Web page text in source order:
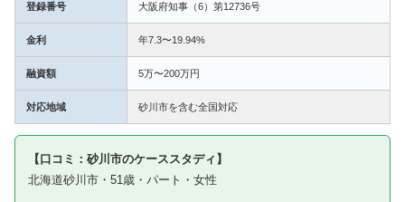
登録番号 大阪府知事（6）第12736号
金利 年7.3〜19.94%
融資額 5万〜200万円
対応地域 砂川市を含む全国対応
【口コミ：砂川市のケーススタディ】
北海道砂川市・51歳・パート・女性